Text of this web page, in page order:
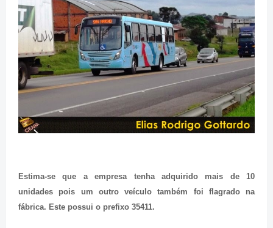
Estima-se que a empresa tenha adquirido mais de 10
unidades pois um outro veículo também foi flagrado na
fábrica. Este possui o prefixo 35411.